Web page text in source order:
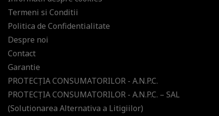
Termeni si Conditii
Politica de Confidentialitate
Despre noi
Contact
Garantie
PROTECŢIA CONSUMATORILOR - A.N.P.C.
PROTECŢIA CONSUMATORILOR - A.N.P.C. – SAL
(Solutionarea Alternativa a Litigiilor)